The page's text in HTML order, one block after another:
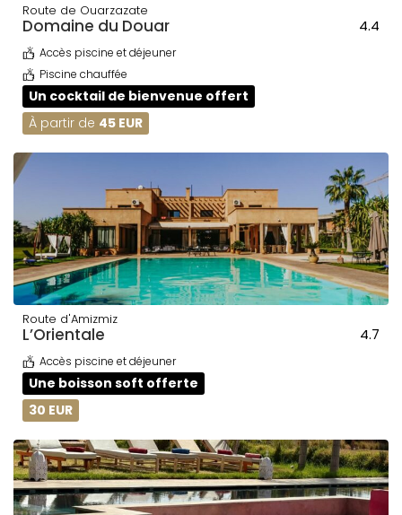
Route de Ouarzazate
Domaine du Douar 4.4
Accès piscine et déjeuner
Piscine chauffée
Un cocktail de bienvenue offert
À partir de 45 EUR
Route d'Amizmiz
L’Orientale 4.7
Accès piscine et déjeuner
Une boisson soft offerte
30 EUR